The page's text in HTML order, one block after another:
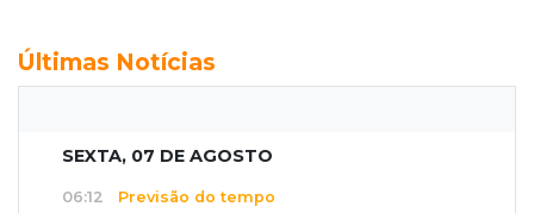
Últimas Notícias
SEXTA, 07 DE AGOSTO
06:12 Previsão do tempo